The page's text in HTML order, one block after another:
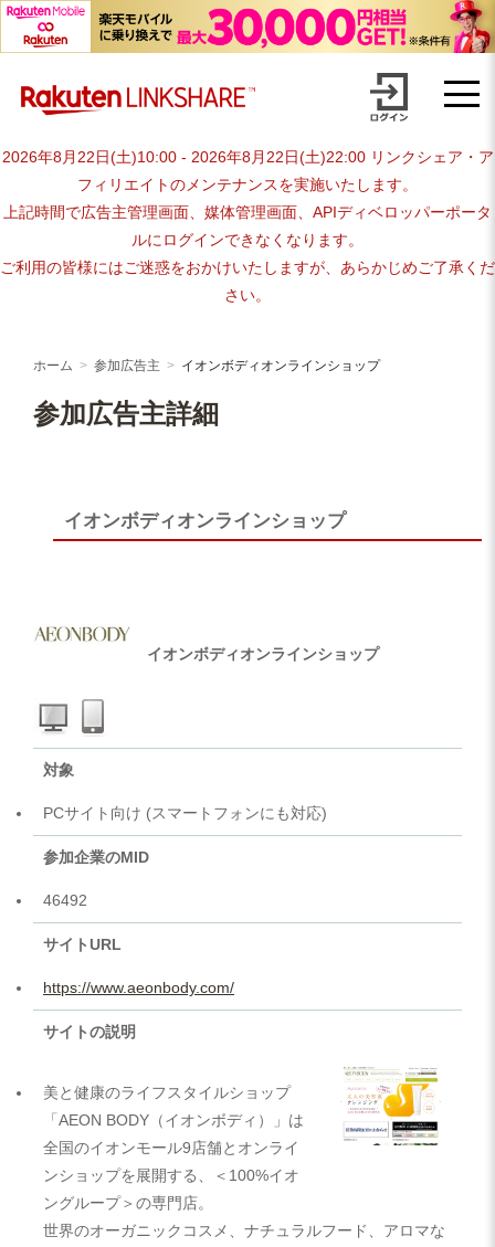
advertiser-html
2026年8月22日(土)10:00 - 2026年8月22日(土)22:00 リンクシェア・ア
フィリエイトのメンテナンスを実施いたします。
上記時間で広告主管理画面、媒体管理画面、APIディベロッパーポータ
ルにログインできなくなります。
ご利用の皆様にはご迷惑をおかけいたしますが、あらかじめご了承くだ
さい。
ホーム 参加広告主 イオンボディオンラインショップ
参加広告主詳細
イオンボディオンラインショップ
イオンボディオンラインショップ
対象
PCサイト向け (スマートフォンにも対応)
参加企業のMID
46492
サイトURL
https://www.aeonbody.com/
サイトの説明
美と健康のライフスタイルショップ
「AEON BODY（イオンボディ）」は
全国のイオンモール9店舗とオンライ
ンショップを展開する、＜100%イオ
ングループ＞の専門店。
世界のオーガニックコスメ、ナチュラルフード、アロマな